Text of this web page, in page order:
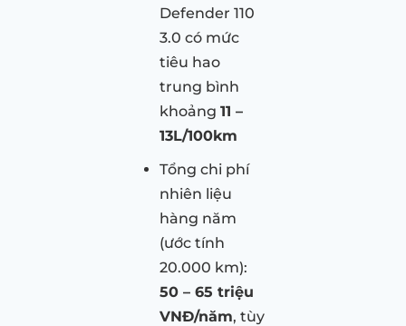
Defender 110
3.0 có mức
tiêu hao
trung bình
khoảng 11 –
13L/100km
Tổng chi phí
nhiên liệu
hàng năm
(ước tính
20.000 km):
50 – 65 triệu
VNĐ/năm, tùy